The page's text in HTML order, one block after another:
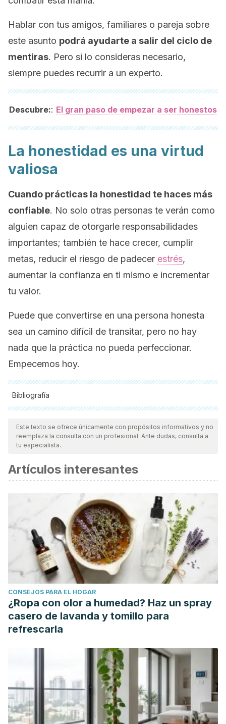
Hablar con tus amigos, familiares o pareja sobre
este asunto podrá ayudarte a salir del ciclo de
mentiras. Pero si lo consideras necesario,
siempre puedes recurrir a un experto.
Descubre:: El gran paso de empezar a ser honestos
La honestidad es una virtud
valiosa
Cuando prácticas la honestidad te haces más
confiable. No solo otras personas te verán como
alguien capaz de otorgarle responsabilidades
importantes; también te hace crecer, cumplir
metas, reducir el riesgo de padecer estrés,
aumentar la confianza en ti mismo e incrementar
tu valor.
Puede que convertirse en una persona honesta
sea un camino difícil de transitar, pero no hay
nada que la práctica no pueda perfeccionar.
Empecemos hoy.
Bibliografía
Todas las fuentes citadas fueron revisadas a profundidad por
nuestro equipo, para asegurar su calidad, confiabilidad,
vigencia y validez.La bibliografía de este artículo fue
científica.
Crockett, M. J., Siegel, J. Z., Kurth-Nelson, Z., Dayan, P., &
Dolan, R. J. (2017). Moral transgressions corrupt neural
representations of value. Nature Neuroscience, 20(6),
879–885. https://doi.org/10.1038/nn.4557
Este texto se ofrece únicamente con propósitos informativos y no
reemplaza la consulta con un profesional. Ante dudas, consulta a
tu especialista.
Artículos interesantes
CONSEJOS PARA EL HOGAR
¿Ropa con olor a humedad? Haz un spray
casero de lavanda y tomillo para
refrescarla